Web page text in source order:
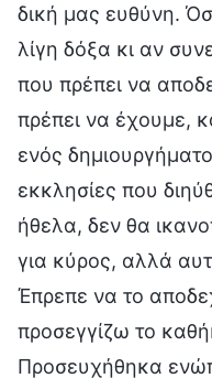
δική μας ευθύνη.
λίγη δόξα κι αν
που πρέπει να
πρέπει να έχουμε,
ενός
εκκλησίες που
ήθελα, δεν θα
για κύρος, αλλά
Έπρεπε να το
προσεγγίζω το
Προσευχήθηκα